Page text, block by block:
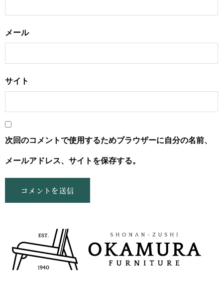
メール
サイト
次回のコメントで使用するためブラウザーに自分の名前、
メールアドレス、サイトを保存する。